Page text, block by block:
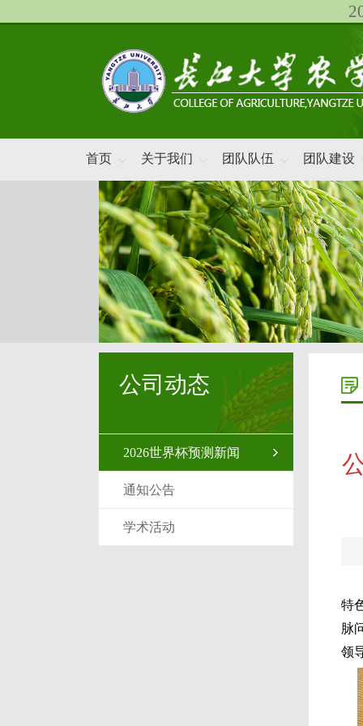
首页 关于我们 团队队伍 团队建设
公司动态
2026世界杯预测新闻
通知公告
学术活动
特
脉
领